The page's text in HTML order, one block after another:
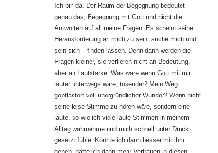
Ich bin da. Der Raum der Begegnung bedeutet
genau das, Begegnung mit Gott und nicht die
Antworten auf all meine Fragen. Es scheint seine
Herausforderung an mich zu sein: suche mich und
sein sich – finden lassen. Denn dann werden die
Fragen kleiner, sie verlieren nicht an Bedeutung,
aber an Lautstärke. Was wäre wenn Gott mit mir
lauter unterwegs wäre, tosender? Mein Weg
gepflastert voll unergründlicher Wunder? Wenn nicht
seine leise Stimme zu hören wäre, sondern eine
laute, so wie ich viele laute Stimmen in meinem
Alltag wahrnehme und mich schnell unter Druck
gesetzt fühle. Könnte ich dann besser mit ihm
gehen, hätte ich dann mehr Vertrauen in diesen